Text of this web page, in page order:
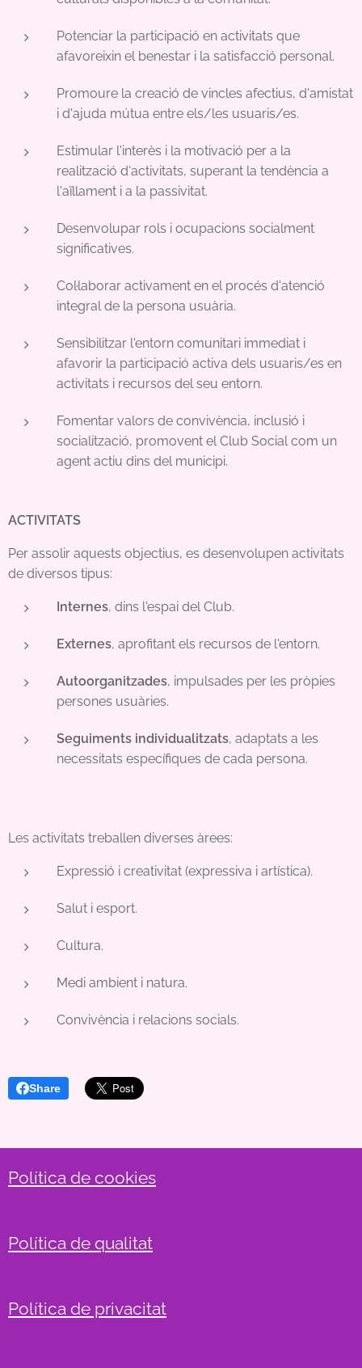
Potenciar la participació en activitats que
afavoreixin el benestar i la satisfacció personal.
Promoure la creació de vincles afectius, d'amistat
i d'ajuda mútua entre els/les usuaris/es.
Estimular l'interès i la motivació per a la
realització d'activitats, superant la tendència a
l'aïllament i a la passivitat.
Desenvolupar rols i ocupacions socialment
significatives.
Col·laborar activament en el procés d'atenció
integral de la persona usuària.
Sensibilitzar l'entorn comunitari immediat i
afavorir la participació activa dels usuaris/es en
activitats i recursos del seu entorn.
Fomentar valors de convivència, inclusió i
socialització, promovent el Club Social com un
agent actiu dins del municipi.
ACTIVITATS
Per assolir aquests objectius, es desenvolupen activitats
de diversos tipus:
Internes, dins l'espai del Club.
Externes, aprofitant els recursos de l'entorn.
Autoorganitzades, impulsades per les pròpies
persones usuàries.
Seguiments individualitzats, adaptats a les
necessitats específiques de cada persona.
Les activitats treballen diverses àrees:
Expressió i creativitat (expressiva i artística).
Salut i esport.
Cultura.
Medi ambient i natura.
Convivència i relacions socials.
Share
Política de cookies
Política de qualitat
Política de privacitat